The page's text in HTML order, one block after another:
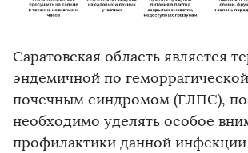
Саратовская область является
эндемичной по
почечным синдромом (ГЛПС),
необходимо уделять особое
профилактики данной